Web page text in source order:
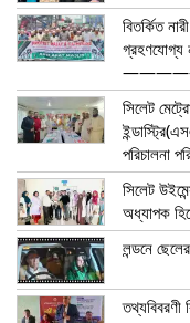
বিতর্কিত
গ্রহণযোগ্য
সিলেট
পরিচালনা
সিলেট
অধ্যাপক
লন্ডনে
তথ্যবিবরণী